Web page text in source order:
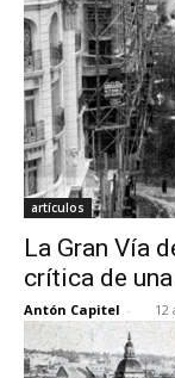
artículos
La Gran Vía
crítica de
Antón Capitel - 12